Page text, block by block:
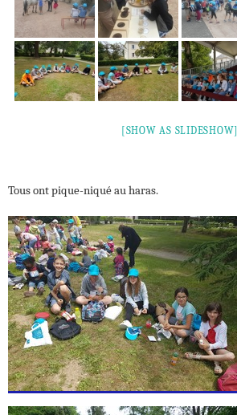
[SHOW AS SLIDESHOW]
Tous ont pique-niqué au haras.